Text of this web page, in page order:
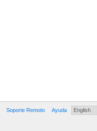
Soporte Remoto Ayuda